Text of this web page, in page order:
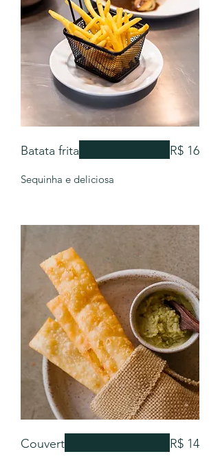
Batata frita
Sequinha e deliciosa
R$ 16
Couvert R$ 14